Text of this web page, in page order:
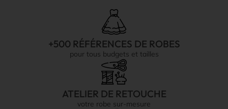
+500 RÉFÉRENCES DE ROBES
pour tous budgets et tailles
ATELIER DE RETOUCHE
votre robe sur-mesure